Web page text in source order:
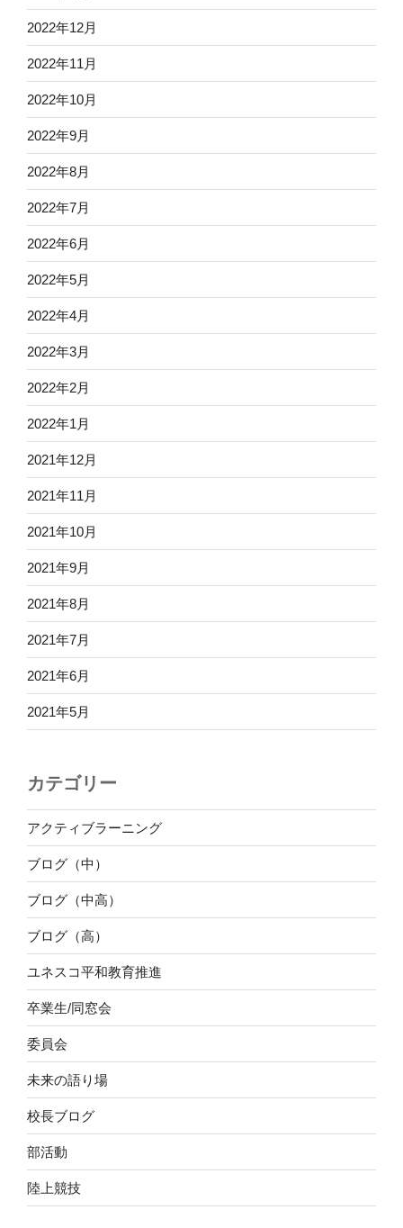
2022年12月
2022年11月
2022年10月
2022年9月
2022年8月
2022年7月
2022年6月
2022年5月
2022年4月
2022年3月
2022年2月
2022年1月
2021年12月
2021年11月
2021年10月
2021年9月
2021年8月
2021年7月
2021年6月
2021年5月
カテゴリー
アクティブラーニング
ブログ（中）
ブログ（中高）
ブログ（高）
ユネスコ平和教育推進
卒業生/同窓会
委員会
未来の語り場
校長ブログ
部活動
陸上競技